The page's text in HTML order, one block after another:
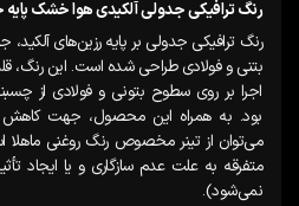
رنگ ترافیکی جدولی آلکیدی هوا خشک
رنگ ترافیکی جدولی بر پایه رزین‌های
بتنی و فولادی طراحی شده است. این رنگ،
اجرا بر روی سطوح بتونی و فولادی از
بود. به همراه این محصول، جهت کاهش
می‌توان از تینر مخصوص رنگ روغنی ماهلا
متفرقه به علت عدم سازگاری و یا ایجاد
نمی‌شود).